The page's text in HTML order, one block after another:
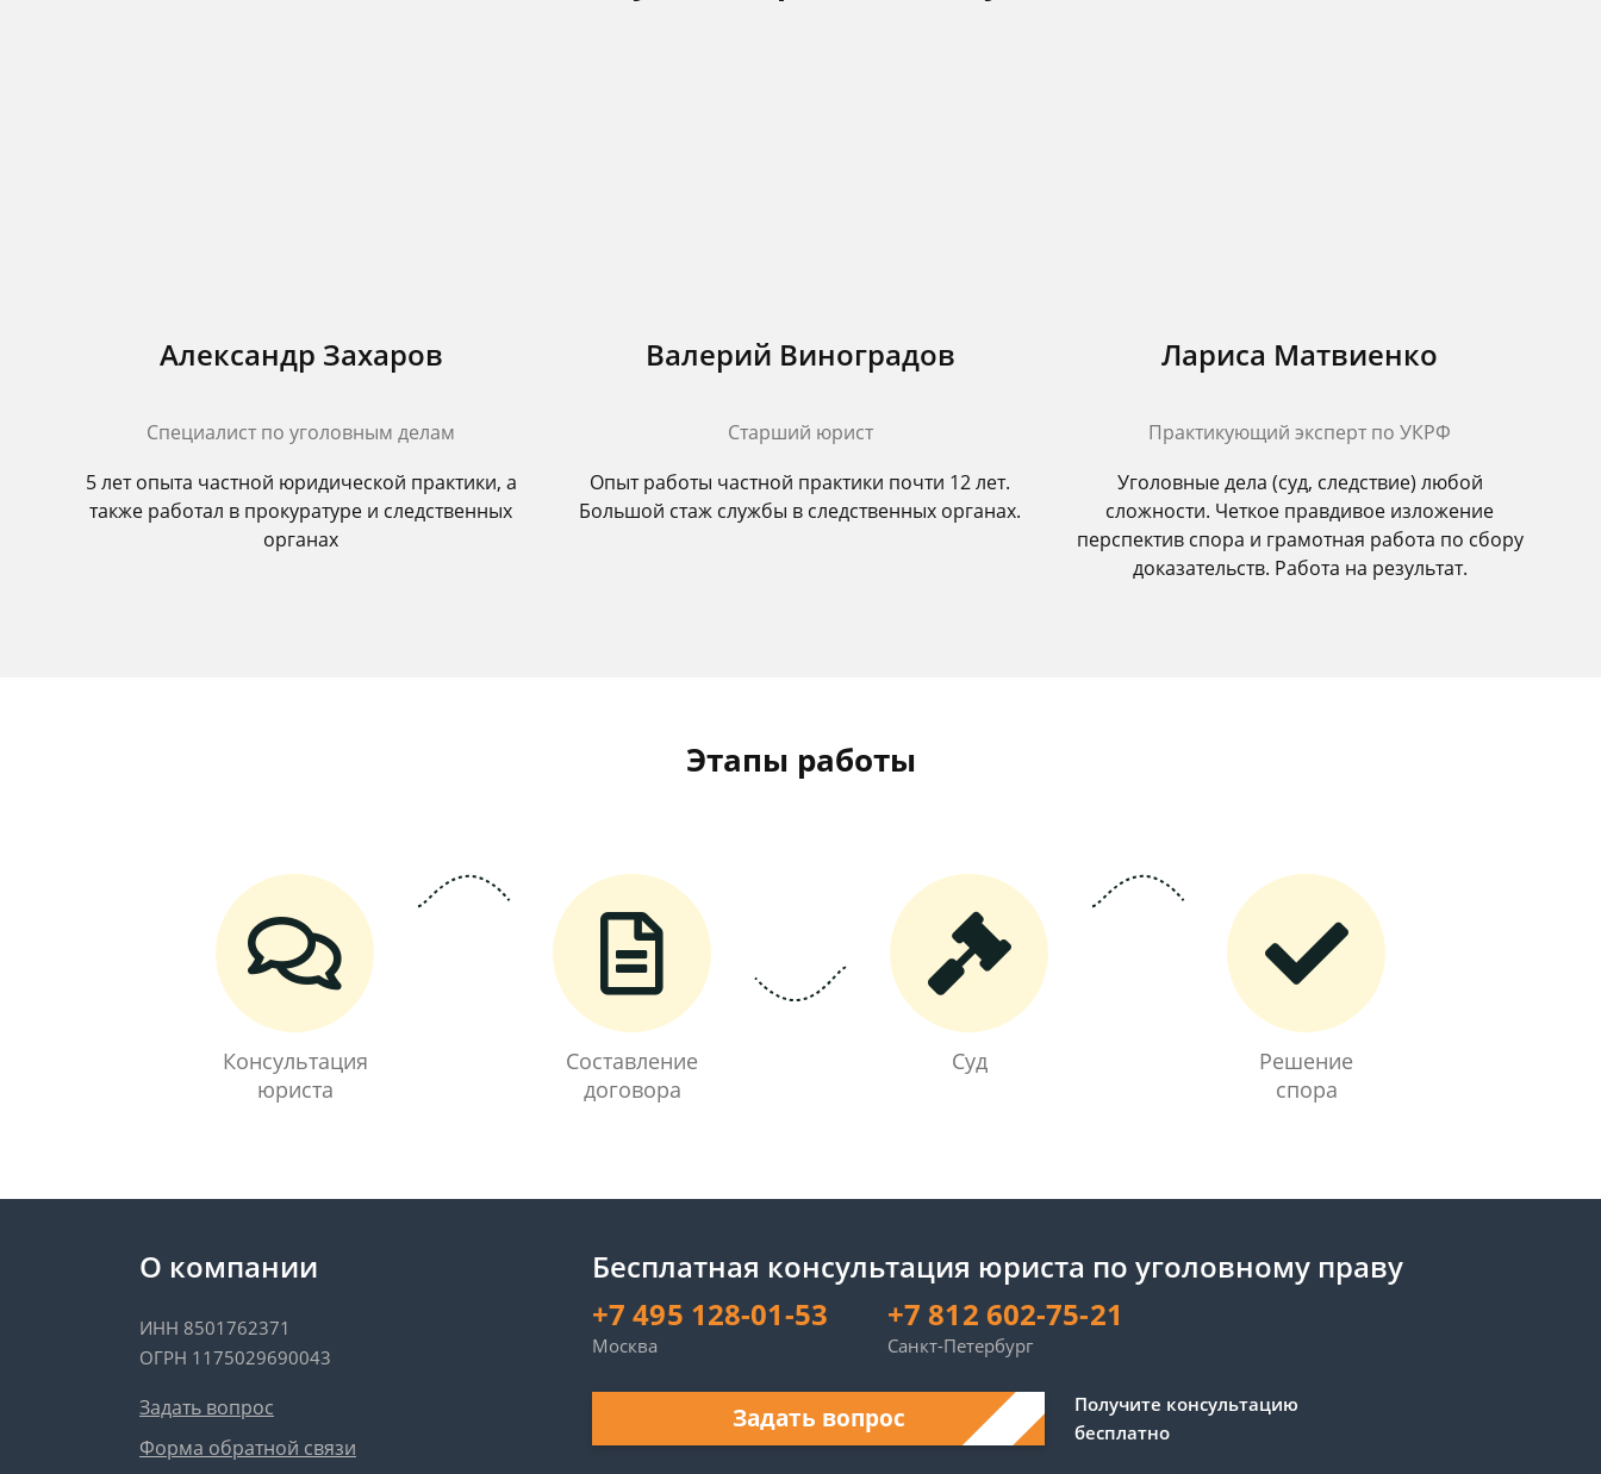
Александр Захаров
Специалист по уголовным делам
5 лет опыта частной юридической практики, а
также работал в прокуратуре и следственных
органах
Валерий Виноградов
Старший юрист
Опыт работы частной практики почти 12 лет.
Большой стаж службы в следственных органах.
Лариса Матвиенко
Практикующий эксперт по УКРФ
Уголовные дела (суд, следствие) любой
сложности. Четкое правдивое изложение
перспектив спора и грамотная работа по сбору
доказательств. Работа на результат.
Этапы работы
Консультация
юриста
Составление
договора
Суд
Решение
спора
О компании
ИНН 8501762371
ОГРН 1175029690043
Задать вопрос
Форма обратной связи
Бесплатная консультация юриста по уголовному праву
+7 495 128-01-53
Москва
+7 812 602-75-21
Санкт-Петербург
Задать вопрос
Получите консультацию
бесплатно
Здравствуйте! Я дежурный
юрист-консультант сайта,